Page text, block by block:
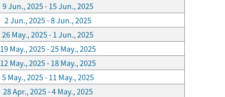
9 Jun., 2025 - 15 Jun., 2025
2 Jun., 2025 - 8 Jun., 2025
26 May., 2025 - 1 Jun., 2025
19 May., 2025 - 25 May., 2025
12 May., 2025 - 18 May., 2025
5 May., 2025 - 11 May., 2025
28 Apr., 2025 - 4 May., 2025